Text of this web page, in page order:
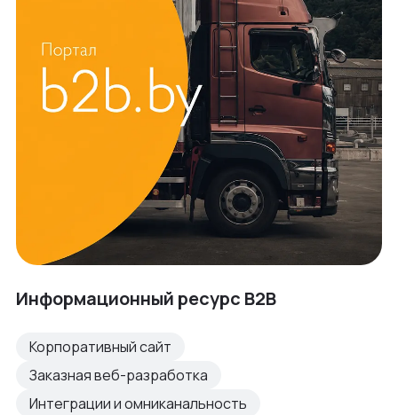
Информационный ресурс B2B
Корпоративный сайт
Заказная веб-разработка
Интеграции и омниканальность